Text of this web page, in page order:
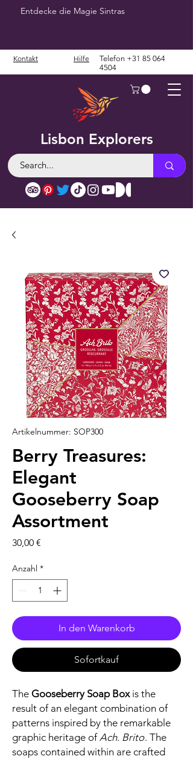
Entdecke die Magie Sintras
Lisbon Explorers
Kontakt Hilfe Telefon +31 85 064
4504
Artikelnummer: SOP300
Berry Treasures:
Elegant
Gooseberry Soap
Assortment
30,00 €
Anzahl *
In den Warenkorb
Sofortkauf
The Gooseberry Soap Box is the
result of an elegant combination of
patterns inspired by the remarkable
graphic heritage ofAch. Brito. The
soaps contained within are crafted